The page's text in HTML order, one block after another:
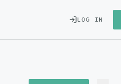
LOG IN